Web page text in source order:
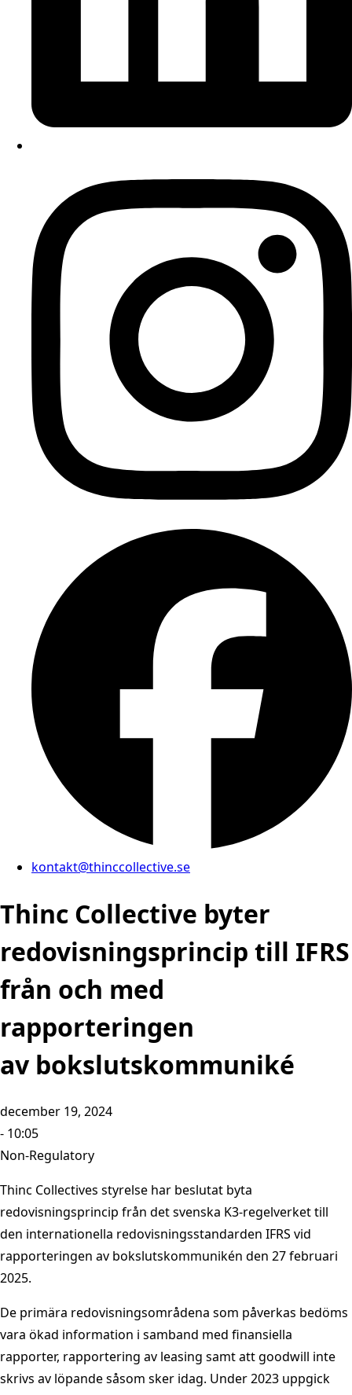
kontakt@thinccollective.se
Thinc Collective byter
redovisningsprincip till IFRS
från och med
rapporteringen
av bokslutskommuniké
december 19, 2024
- 10:05
Non-Regulatory
Thinc Collectives styrelse har beslutat byta
redovisningsprincip från det svenska K3-regelverket till
den internationella redovisningsstandarden IFRS vid
rapporteringen av bokslutskommunikén den 27 februari
2025.
De primära redovisningsområdena som påverkas bedöms
vara ökad information i samband med finansiella
rapporter, rapportering av leasing samt att goodwill inte
skrivs av löpande såsom sker idag. Under 2023 uppgick